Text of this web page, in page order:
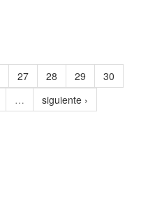
27 28 29
30
…
siguiente ›